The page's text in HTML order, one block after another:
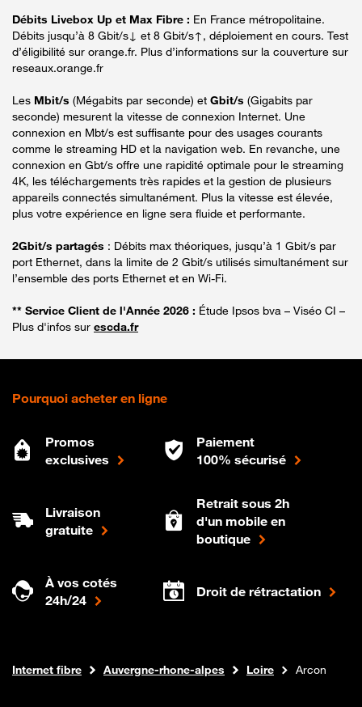
Débits Livebox Up et Max Fibre : En France métropolitaine.
Débits jusqu’à 8 Gbit/s↓ et 8 Gbit/s↑, déploiement en cours. Test
d’éligibilité sur orange.fr. Plus d’informations sur la couverture sur
reseaux.orange.fr
Les Mbit/s (Mégabits par seconde) et Gbit/s (Gigabits par
seconde) mesurent la vitesse de connexion Internet. Une
connexion en Mbt/s est suffisante pour des usages courants
comme le streaming HD et la navigation web. En revanche, une
connexion en Gbt/s offre une rapidité optimale pour le streaming
4K, les téléchargements très rapides et la gestion de plusieurs
appareils connectés simultanément. Plus la vitesse est élevée,
plus votre expérience en ligne sera fluide et performante.
2Gbit/s partagés : Débits max théoriques, jusqu’à 1 Gbit/s par
port Ethernet, dans la limite de 2 Gbit/s utilisés simultanément sur
l’ensemble des ports Ethernet et en Wi-Fi.
** Service Client de l'Année 2026 : Étude Ipsos bva – Viséo CI –
Plus d'infos sur escda.fr
Pourquoi acheter en ligne
Promos
exclusives
Paiement
100% sécurisé
Livraison
gratuite
Retrait sous 2h
d'un mobile en
boutique
À vos cotés
24h/24
Droit de rétractation
Boutique Orange
Internet fibre Auvergne-rhone-alpes Loire Arcon